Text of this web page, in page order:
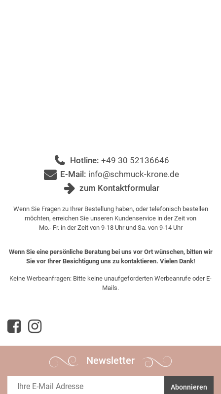
Hotline: +49 30 52136646
E-Mail: info@schmuck-krone.de
zum Kontaktformular
Wenn Sie Fragen zu Ihrer Bestellung haben, oder telefonisch bestellen
möchten, erreichen Sie unseren Kundenservice in der Zeit von
Mo.- Fr. in der Zeit von 9-18 Uhr und Sa. von 9-14 Uhr
Wenn Sie eine persönliche Beratung bei uns vor Ort wünschen, bitten wir
Sie vor Ihrer Besichtigung uns zu kontaktieren. Vielen Dank!
Keine Werbeanfragen: Bitte keine unaufgeforderten Werbeanrufe oder E-
Mails.
Newsletter
Abonnieren